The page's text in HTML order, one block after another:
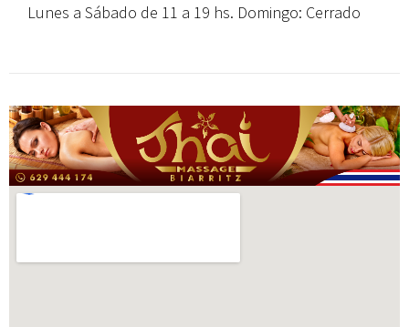
Lunes a Sábado de 11 a 19 hs. Domingo: Cerrado